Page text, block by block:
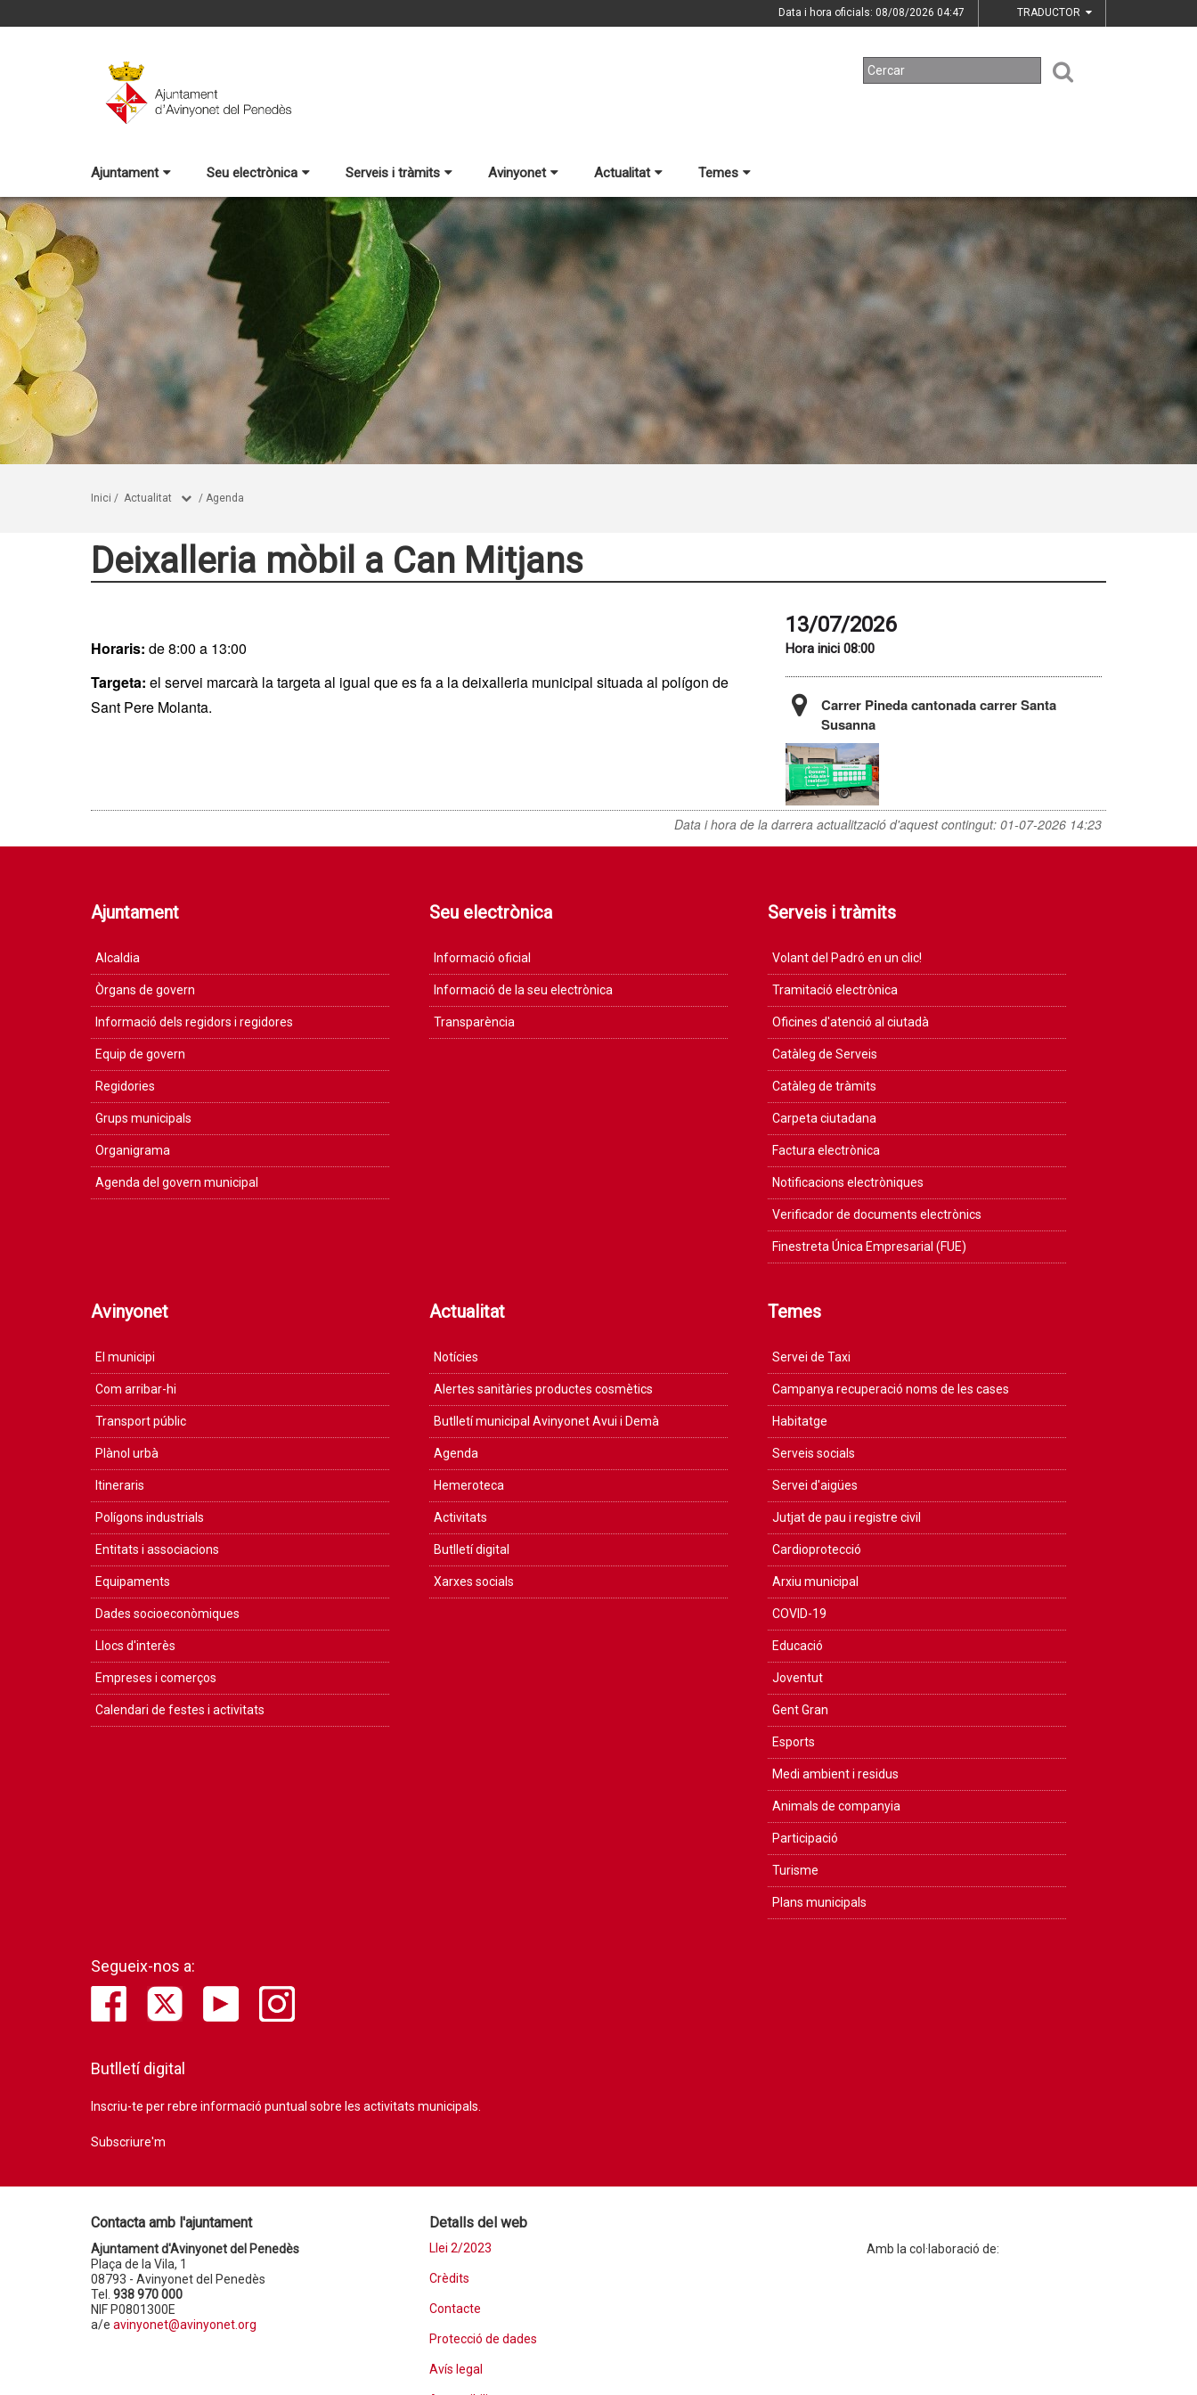
Data i hora oficials: 08/08/2026 04:47 TRADUCTOR
Ajuntament Seu electrònica Serveis i tràmits Avinyonet Actualitat Temes
Inici / Actualitat / Agenda
Deixalleria mòbil a Can Mitjans
Horaris: de 8:00 a 13:00
Targeta: el servei marcarà la targeta al igual que es fa a la deixalleria municipal situada al polígon de
Sant Pere Molanta.
13/07/2026
Hora inici 08:00
Carrer Pineda cantonada carrer Santa
Susanna
Data i hora de la darrera actualització d'aquest contingut: 01-07-2026 14:23
Ajuntament
Alcaldia
Òrgans de govern
Informació dels regidors i regidores
Equip de govern
Regidories
Grups municipals
Organigrama
Agenda del govern municipal
Seu electrònica
Informació oficial
Informació de la seu electrònica
Transparència
Serveis i tràmits
Volant del Padró en un clic!
Tramitació electrònica
Oficines d'atenció al ciutadà
Catàleg de Serveis
Catàleg de tràmits
Carpeta ciutadana
Factura electrònica
Notificacions electròniques
Verificador de documents electrònics
Finestreta Única Empresarial (FUE)
Avinyonet
El municipi
Com arribar-hi
Transport públic
Plànol urbà
Itineraris
Polígons industrials
Entitats i associacions
Equipaments
Dades socioeconòmiques
Llocs d'interès
Empreses i comerços
Calendari de festes i activitats
Actualitat
Notícies
Alertes sanitàries productes cosmètics
Butlletí municipal Avinyonet Avui i Demà
Agenda
Hemeroteca
Activitats
Butlletí digital
Xarxes socials
Temes
Servei de Taxi
Campanya recuperació noms de les cases
Habitatge
Serveis socials
Servei d'aigües
Jutjat de pau i registre civil
Cardioprotecció
Arxiu municipal
COVID-19
Educació
Joventut
Gent Gran
Esports
Medi ambient i residus
Animals de companyia
Participació
Turisme
Plans municipals
Segueix-nos a:
Butlletí digital
Inscriu-te per rebre informació puntual sobre les activitats municipals.
Subscriure'm
Contacta amb l'ajuntament
Ajuntament d'Avinyonet del Penedès
Plaça de la Vila, 1
08793 - Avinyonet del Penedès
Tel. 938 970 000
NIF P0801300E
a/e avinyonet@avinyonet.org
Detalls del web
Llei 2/2023
Crèdits
Contacte
Protecció de dades
Avís legal
Amb la col·laboració de: